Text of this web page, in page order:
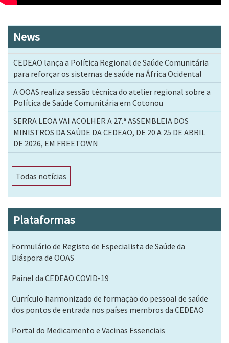
News
CEDEAO lança a Política Regional de Saúde Comunitária
para reforçar os sistemas de saúde na África Ocidental
A OOAS realiza sessão técnica do atelier regional sobre a
Política de Saúde Comunitária em Cotonou
SERRA LEOA VAI ACOLHER A 27.ª ASSEMBLEIA DOS
MINISTROS DA SAÚDE DA CEDEAO, DE 20 A 25 DE ABRIL
DE 2026, EM FREETOWN
Todas notícias
Plataformas
Formulário de Registo de Especialista de Saúde da
Diáspora de OOAS
Painel da CEDEAO COVID-19
Currículo harmonizado de formação do pessoal de saúde
dos pontos de entrada nos países membros da CEDEAO
Portal do Medicamento e Vacinas Essenciais